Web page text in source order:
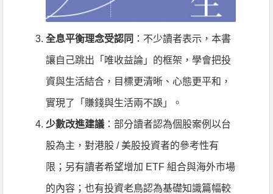
全息平衡理念受認同 ：不少讀者表示，本書
讓自己跳出「唯收益論」的框架，學會把投
資與生活結合，目標更清晰、心態更平和，
實現了「賺錢與生活兩不誤」。
少數改進建議 ：部分讀者認為個股案例以台
股為主，對港股 / 美股投資者的參考性有
限；另有讀者希望增加 ETF 組合與海外市場
的內容；也有投資老鳥認為基礎知識篇幅較